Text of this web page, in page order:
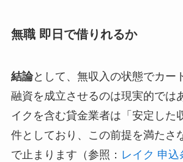
無職 即日で借りれるか
結論として、無収入の状態でカー
融資を成立させるのは現実的では
イクを含む貸金業者は「安定した
件としており、この前提を満たさ
で止まります（参照： レイク 申込